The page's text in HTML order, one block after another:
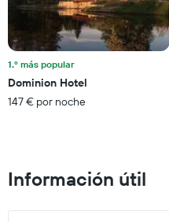
1.º más popular
Dominion Hotel
147 € por noche
Información útil